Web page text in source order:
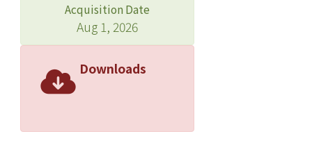
Acquisition Date
Aug 1, 2026
Downloads